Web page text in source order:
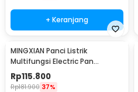
+ Keranjang
MINGXIAN Panci Listrik
Multifungsi Electric Pan
NonStick 1.7L 400-800W - MX-
22
Rp115.800
Rp181.900 37%